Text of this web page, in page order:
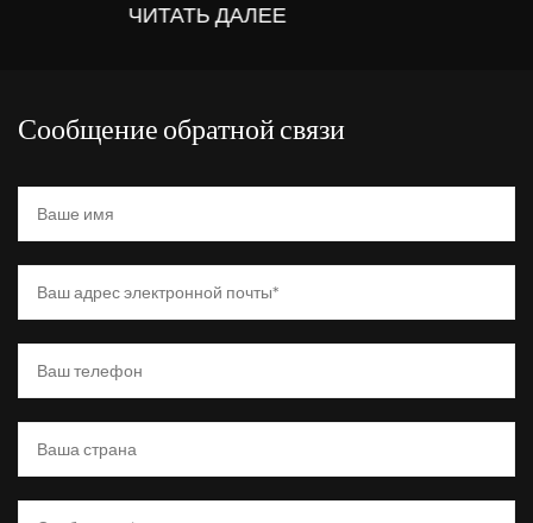
ЧИТАТЬ ДАЛЕЕ
Сообщение обратной связи